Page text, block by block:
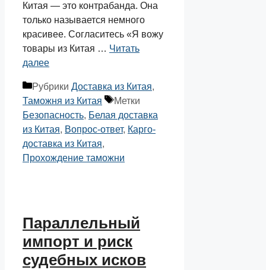
Китая — это контрабанда. Она
только называется немного
красивее. Согласитесь «Я вожу
товары из Китая … Читать
далее
Рубрики Доставка из Китая,
Таможня из Китая
Метки
Безопасность, Белая доставка
из Китая, Вопрос-ответ, Карго-
доставка из Китая,
Прохождение таможни
Параллельный
импорт и риск
судебных исков